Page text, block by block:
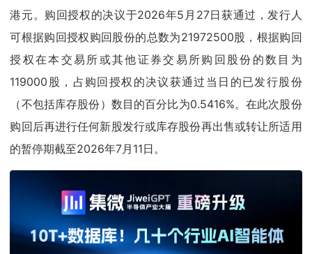
港元。购回授权的决议于2026年5月27日获通过，发行人
可根据购回授权购回股份的总数为21972500股，根据购回
授权在本交易所或其他证券交易所购回股份的数目为
119000股，占购回授权的决议获通过当日的已发行股份
（不包括库存股份）数目的百分比为0.5416%。在此次股份
购回后再进行任何新股发行或库存股份再出售或转让所适用
的暂停期截至2026年7月11日。